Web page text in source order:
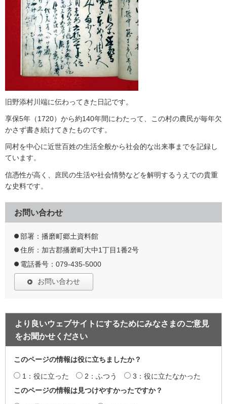
旧野添村川端に伝わってきた日記です。
享保5年（1720）から約140年間にわたって、この村の農民が毎年欠
かさず書き続けてきたものです。
同村を中心に近世百姓の生活全般から社会的な出来事までを記録し
ています。
信憑性が高く、庶民の生活や社会情勢などを解明するうえでの貴重
な史料です。
お問い合わせ
部署：播磨町郷土資料館
住所：加古郡播磨町大中1丁目1番2号
電話番号：079-435-5000
お問い合わせ
より良いウェブサイトにするためにみなさまのご意見
をお聞かせください
このページの情報は役に立ちましたか？
1：役に立った 2：ふつう
3：役に立たなかった
このページの情報は見つけやすかったですか？